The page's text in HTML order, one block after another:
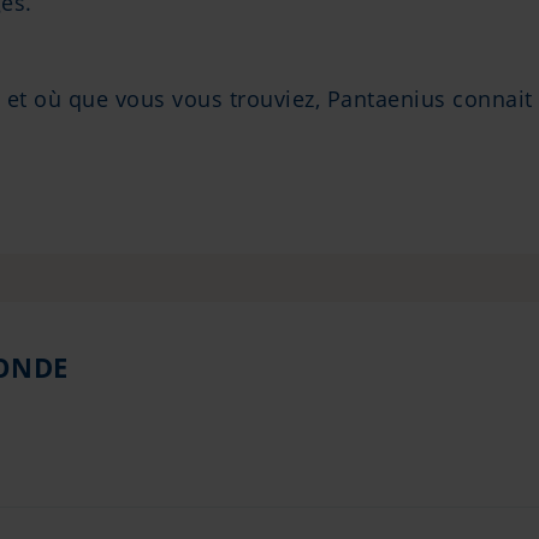
où que vous vous trouviez, Pantaenius